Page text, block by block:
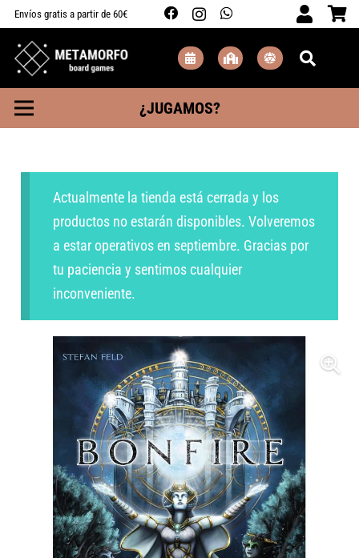
Envíos gratis a partir de 60€
¿JUGAMOS?
Actualmente la tienda está cerrada y los
productos no estarán disponibles. Volveremos
a estar operativos en septiembre. Gracias por
tu paciencia y sentimos cualquier
inconveniente.